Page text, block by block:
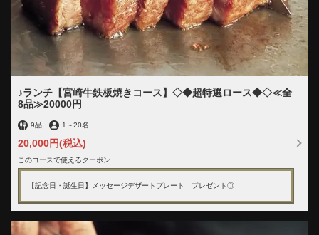
♪ランチ【宮崎牛鉄板焼きコース】◇◆超特選ロース◆◇≪全
8品≫20000円
9品 1 ～20名
20,000円(税込)
このコースで使えるクーポン
【記念日・誕生日】メッセージデザートプレート プレゼント◎
コース | 宮崎牛専門店 銀座みやちく 竹芝店 ベイエリア
個室×ディナー【品川・浜松町】
東京都港区海岸１丁目10番30号タワー棟4階
https://ginzamiyachiku-takeshiba.owst.jp/courses